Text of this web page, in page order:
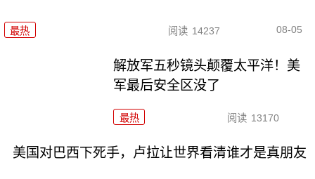
最热 阅读 14237 08-05
解放军五秒镜头颠覆太平洋！美
军最后安全区没了
最热 阅读 13170
美国对巴西下死手，卢拉让世界看清谁才是真朋友